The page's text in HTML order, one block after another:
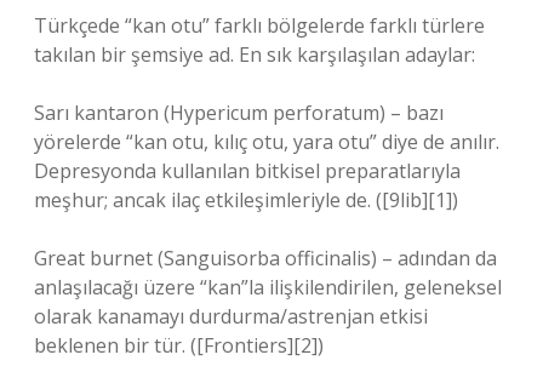
Türkçede “kan otu” farklı bölgelerde farklı türlere
takılan bir şemsiye ad. En sık karşılaşılan adaylar:
Sarı kantaron (Hypericum perforatum) – bazı
yörelerde “kan otu, kılıç otu, yara otu” diye de anılır.
Depresyonda kullanılan bitkisel preparatlarıyla
meşhur; ancak ilaç etkileşimleriyle de. ([9lib][1])
Great burnet (Sanguisorba officinalis) – adından da
anlaşılacağı üzere “kan”la ilişkilendirilen, geleneksel
olarak kanamayı durdurma/astrenjan etkisi
beklenen bir tür. ([Frontiers][2])